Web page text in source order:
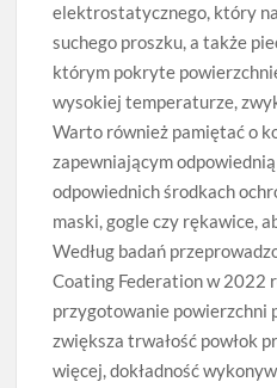
elektrostatycznego, który
suchego proszku, a także
którym pokryte
wysokiej temperaturze,
Warto również pamiętać o
zapewniającym
odpowiednich środkach
maski, gogle czy rękawice,
Według badań
Coating Federation w 2022
przygotowanie powierzchni
zwiększa trwałość powłok
więcej, dokładność